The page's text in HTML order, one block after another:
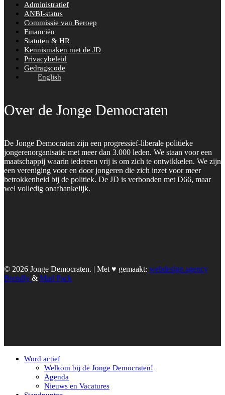
Administratief
ANBI-status
Commissie van Beroep
Financiën
Statuten & HR
Kennismaken met de JD
Privacybeleid
Gedragscode
English
Over de Jonge Democraten
De Jonge Democraten zijn een progressief-liberale politieke
jongerenorganisatie met meer dan 3.000 leden. We staan voor een
maatschappij waarin iedereen vrij is om zich te ontwikkelen. We zijn
een vereniging voor en door jongeren die zich inzet voor meer
betrokkenheid bij de politiek. De JD is verbonden met D66, maar
wel volledig onafhankelijk.
© 2026 Jonge Democraten. | Met ♥︎ gemaakt: webdesign agency
Brendly & Mad Pack
Word actief
Welkom bij de Jonge Democraten!
Agenda
Nieuws en Vacatures